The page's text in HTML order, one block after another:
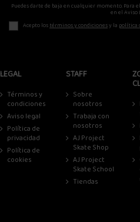
Puedes darte de baja en cualquier momento.
en el Aviso
Acepto lostérminos y condicionesy la política
LEGAL
Términos y
condiciones
Aviso legal
Política de
privacidad
Política de
cookies
STAFF
Sobre
nosotros
Trabaja con
nosotros
AJ Project
Skate Shop
AJ Project
Skate School
Tiendas